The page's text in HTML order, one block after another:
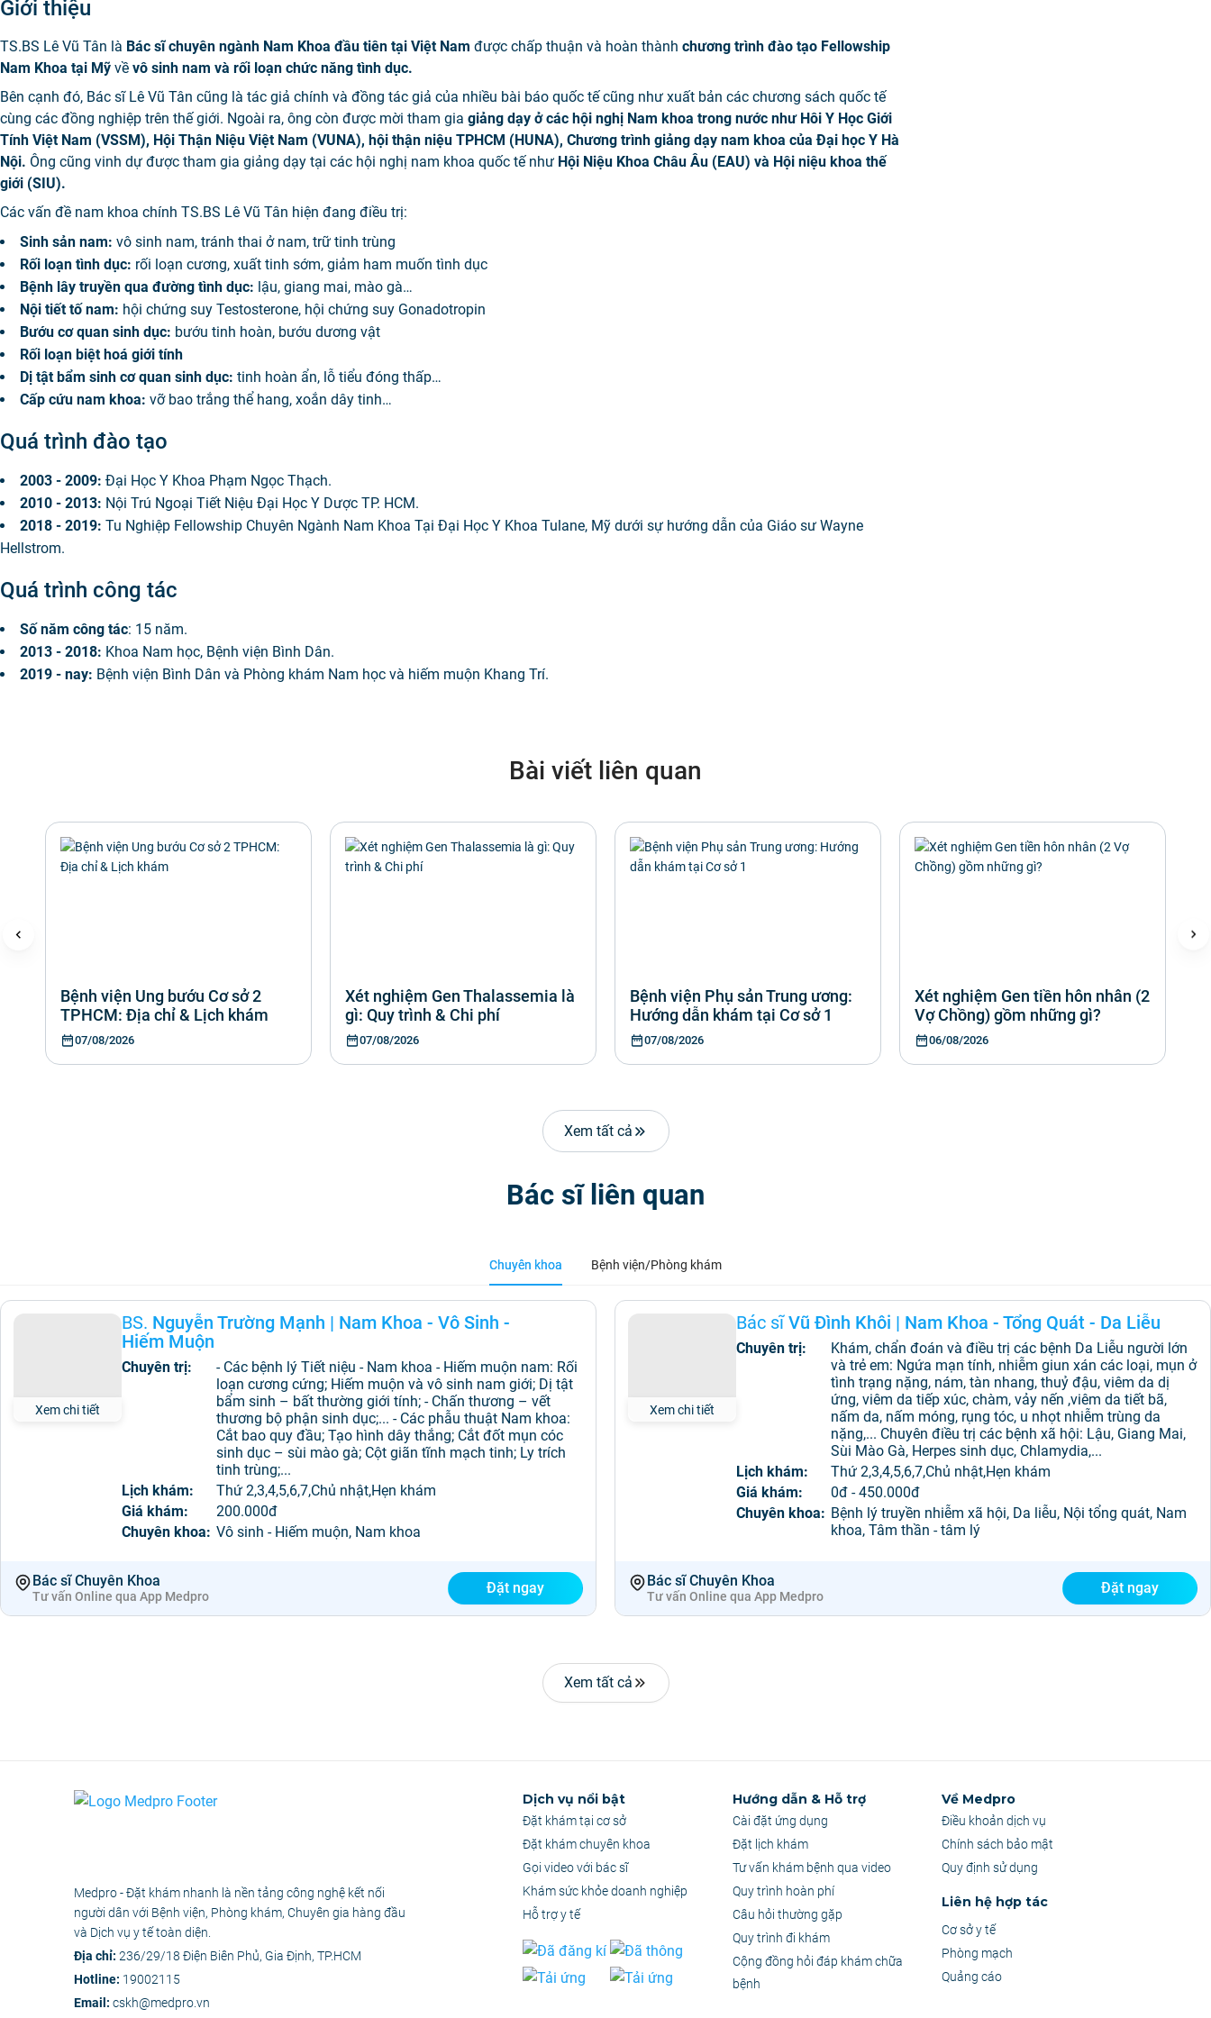
Giới thiệu
TS.BS Lê Vũ Tân là Bác sĩ chuyên ngành Nam Khoa đầu tiên tại Việt Nam được chấp thuận và hoàn thành chương trình đào tạo Fellowship
Nam Khoa tại Mỹ về vô sinh nam và rối loạn chức năng tình dục.
Bên cạnh đó, Bác sĩ Lê Vũ Tân cũng là tác giả chính và đồng tác giả của nhiều bài báo quốc tế cũng như xuất bản các chương sách quốc tế
cùng các đồng nghiệp trên thế giới. Ngoài ra, ông còn được mời tham gia giảng dạy ở các hội nghị Nam khoa trong nước như Hôi Y Học Giới
Tính Việt Nam (VSSM), Hội Thận Niệu Việt Nam (VUNA), hội thận niệu TPHCM (HUNA), Chương trình giảng dạy nam khoa của Đại học Y Hà
Nội. Ông cũng vinh dự được tham gia giảng dạy tại các hội nghị nam khoa quốc tế như Hội Niệu Khoa Châu Âu (EAU) và Hội niệu khoa thế
giới (SIU).
Các vấn đề nam khoa chính TS.BS Lê Vũ Tân hiện đang điều trị:
Sinh sản nam: vô sinh nam, tránh thai ở nam, trữ tinh trùng
Rối loạn tình dục: rối loạn cương, xuất tinh sớm, giảm ham muốn tình dục
Bệnh lây truyền qua đường tình dục: lậu, giang mai, mào gà…
Nội tiết tố nam: hội chứng suy Testosterone, hội chứng suy Gonadotropin
Bướu cơ quan sinh dục: bướu tinh hoàn, bướu dương vật
Rối loạn biệt hoá giới tính
Dị tật bẩm sinh cơ quan sinh dục: tinh hoàn ẩn, lỗ tiểu đóng thấp…
Cấp cứu nam khoa: vỡ bao trắng thể hang, xoắn dây tinh…
Quá trình đào tạo
2003 - 2009: Đại Học Y Khoa Phạm Ngọc Thạch.
2010 - 2013: Nội Trú Ngoại Tiết Niệu Đại Học Y Dược TP. HCM.
2018 - 2019: Tu Nghiệp Fellowship Chuyên Ngành Nam Khoa Tại Đại Học Y Khoa Tulane, Mỹ dưới sự hướng dẫn của Giáo sư Wayne
Hellstrom.
Quá trình công tác
Số năm công tác: 15 năm.
2013 - 2018: Khoa Nam học, Bệnh viện Bình Dân.
2019 - nay: Bệnh viện Bình Dân và Phòng khám Nam học và hiếm muộn Khang Trí.
Bài viết liên quan
Bệnh viện Ung bướu Cơ sở 2
TPHCM: Địa chỉ & Lịch khám
07/08/2026
Xét nghiệm Gen Thalassemia là
gì: Quy trình & Chi phí
07/08/2026
Bệnh viện Phụ sản Trung ương:
Hướng dẫn khám tại Cơ sở 1
07/08/2026
Xét nghiệm Gen tiền hôn nhân (2
Vợ Chồng) gồm những gì?
06/08/2026
Xem tất cả
Bác sĩ liên quan
Chuyên khoa Bệnh viện/Phòng khám
Xem chi tiết
BS. Nguyễn Trường Mạnh | Nam Khoa - Vô Sinh -
Hiếm Muộn
Chuyên trị:
- Các bệnh lý Tiết niệu - Nam khoa - Hiếm muộn nam: Rối
loạn cương cứng; Hiếm muộn và vô sinh nam giới; Dị tật
bẩm sinh – bất thường giới tính; - Chấn thương – vết
thương bộ phận sinh dục;... - Các phẫu thuật Nam khoa:
Cắt bao quy đầu; Tạo hình dây thắng; Cắt đốt mụn cóc
sinh dục – sùi mào gà; Cột giãn tĩnh mạch tinh; Ly trích
tinh trùng;...
Lịch khám:
Thứ 2,3,4,5,6,7,Chủ nhật,Hẹn khám
Giá khám:
200.000đ
Chuyên khoa: Vô sinh - Hiếm muộn, Nam khoa
Bác sĩ Chuyên Khoa
Tư vấn Online qua App Medpro Đặt ngay
Xem chi tiết
Bác sĩ Vũ Đình Khôi | Nam Khoa - Tổng Quát - Da Liễu
Chuyên trị:
Khám, chẩn đoán và điều trị các bệnh Da Liễu người lớn
và trẻ em: Ngứa mạn tính, nhiễm giun xán các loại, mụn ở
tình trạng nặng, nám, tàn nhang, thuỷ đậu, viêm da dị
ứng, viêm da tiếp xúc, chàm, vảy nến ,viêm da tiết bã,
nấm da, nấm móng, rụng tóc, u nhọt nhiễm trùng da
nặng,... Chuyên điều trị các bệnh xã hội: Lậu, Giang Mai,
Sùi Mào Gà, Herpes sinh dục, Chlamydia,...
Lịch khám:
Thứ 2,3,4,5,6,7,Chủ nhật,Hẹn khám
Giá khám:
0đ - 450.000đ
Chuyên khoa: Bệnh lý truyền nhiễm xã hội, Da liễu, Nội tổng quát, Nam
khoa, Tâm thần - tâm lý
Bác sĩ Chuyên Khoa
Tư vấn Online qua App Medpro Đặt ngay
Xem tất cả
Medpro - Đặt khám nhanh là nền tảng công nghệ kết nối
người dân với Bệnh viện, Phòng khám, Chuyên gia hàng đầu
và Dịch vụ y tế toàn diện.
Địa chỉ: 236/29/18 Điện Biên Phủ, Gia Định, TP.HCM
Hotline: 19002115
Email: cskh@medpro.vn
Dịch vụ nổi bật
Đặt khám tại cơ sở
Đặt khám chuyên khoa
Gọi video với bác sĩ
Khám sức khỏe doanh nghiệp
Hỗ trợ y tế
Hướng dẫn & Hỗ trợ
Cài đặt ứng dụng
Đặt lịch khám
Tư vấn khám bệnh qua video
Quy trình hoàn phí
Câu hỏi thường gặp
Quy trình đi khám
Cộng đồng hỏi đáp khám chữa
bệnh
Về Medpro
Điều khoản dịch vụ
Chính sách bảo mật
Quy định sử dụng
Liên hệ hợp tác
Cơ sở y tế
Phòng mạch
Quảng cáo